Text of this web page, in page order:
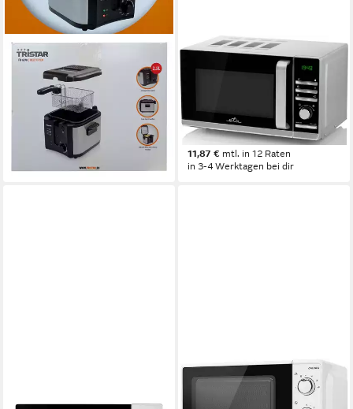
TRISTAR
Fritteuse
49,99 € UVP64,90 €
in 2-3 Werktagen bei dir
ETA
Mikrowelle Galeto
20 l Kapazität
Drehregler, Drucktasten Bedienung
129,99 €
11,87 € mtl. in 12 Raten
in 3-4 Werktagen bei dir